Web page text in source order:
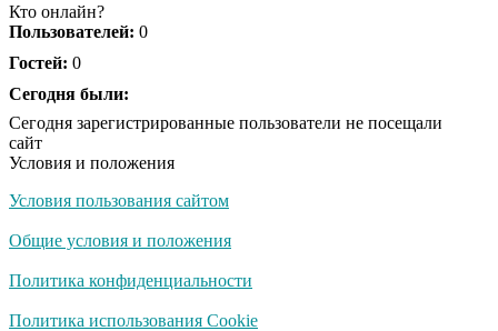
Почему в школе
больше миллиарда
Кто онлайн?
Пользователей: 0
Гостей: 0
Сегодня были:
Сегодня зарегистрированные пользователи не посещали
сайт
Условия и положения
Условия пользования сайтом
Общие условия и положения
Политика конфиденциальности
Политика использования Cookie